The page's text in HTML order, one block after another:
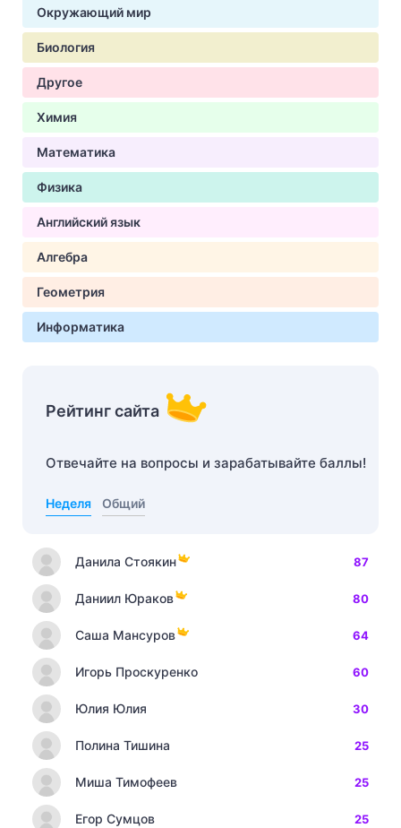
Окружающий мир
Биология
Другое
Химия
Математика
Физика
Английский язык
Алгебра
Геометрия
Информатика
Рейтинг сайта
Отвечайте на вопросы и зарабатывайте баллы!
Неделя Общий
Данила Стоякин 87
Даниил Юраков 80
Саша Мансуров 64
Игорь Проскуренко 60
Юлия Юлия 30
Полина Тишина 25
Миша Тимофеев 25
Егор Сумцов 25